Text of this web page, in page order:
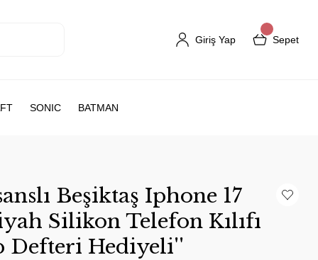
Giriş Yap Sepet
SONIC BATMAN
Beşiktaş Iphone 17
Silikon Telefon Kılıfı
Defteri Hediyeli''